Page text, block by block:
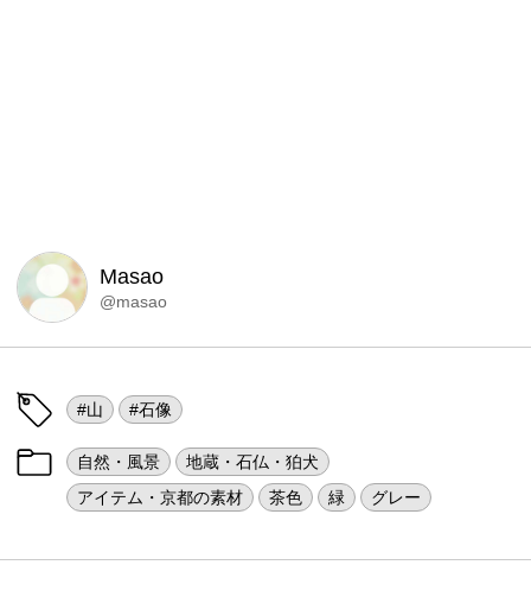
Masao
@masao
#山 #石像
自然・風景
地蔵・石仏・狛犬
アイテム・京都の素材
茶色 緑 グレー